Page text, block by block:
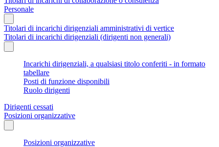
Personale
Titolari di incarichi dirigenziali amministrativi di vertice
Titolari di incarichi dirigenziali (dirigenti non generali)
Incarichi dirigenziali, a qualsiasi titolo conferiti - in formato
tabellare
Posti di funzione disponibili
Ruolo dirigenti
Dirigenti cessati
Posizioni organizzative
Posizioni organizzative